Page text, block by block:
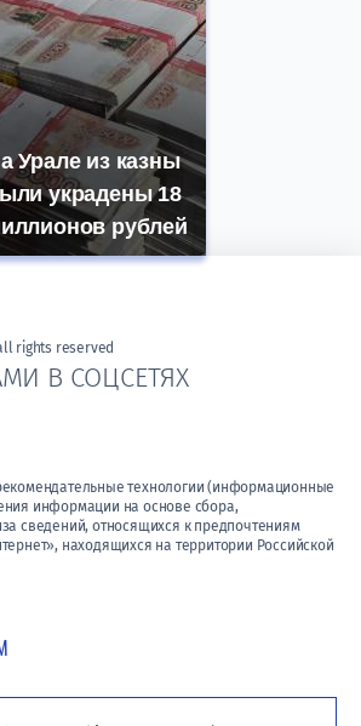
Урале из казны
украдены 18
рублей
В СОЦСЕТЯХ
технологии (информационные
информации на основе сбора,
сведений, относящихся к предпочтениям
находящихся на территории Российской
rights reserved